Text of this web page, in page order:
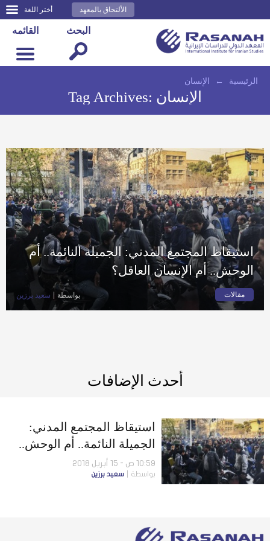
أختر اللغة الألتحاق بالمعهد
القائمه البحث
الرئيسية ← الإنسان
Tag Archives: الإنسان
استيقاظ المجتمع المدني: الجميلة النائمة.. أم
الوحش.. أم الإنسان العاقل؟
مقالات بواسطة سعيد برزين
أحدث الإضافات
استيقاظ المجتمع المدني:
الجميلة النائمة.. أم الوحش..
أم الإنسان العاقل؟
10:59 ص - 15 أبريل 2018
بواسطة سعيد برزين